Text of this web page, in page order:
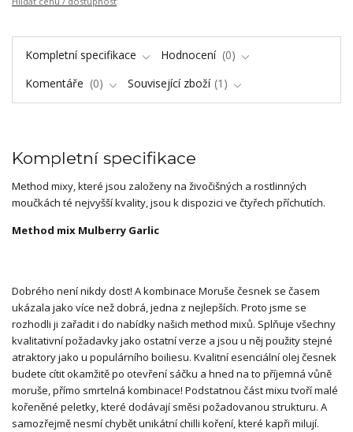
Kompletní specifikace Hodnocení
0
Komentáře
0 Související zboží 1
Kompletní specifikace
Method mixy, které jsou založeny na živočišných a rostlinných
moučkách té nejvyšší kvality, jsou k dispozici ve čtyřech příchutích.
Method mix Mulberry Garlic
Dobrého není nikdy dost! A kombinace Moruše česnek se časem
ukázala jako více než dobrá, jedna z nejlepších. Proto jsme se
rozhodli ji zařadit i do nabídky našich method mixů. Splňuje všechny
kvalitativní požadavky jako ostatní verze a jsou u něj použity stejné
atraktory jako u populárního boiliesu. Kvalitní esenciální olej česnek
budete cítit okamžitě po otevření sáčku a hned na to příjemná vůně
moruše, přímo smrtelná kombinace! Podstatnou část mixu tvoří malé
kořeněné peletky, které dodávají směsi požadovanou strukturu. A
samozřejmě nesmí chybět unikátní chilli koření, které kapři milují.